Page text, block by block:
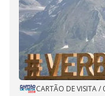
CARTÃO DE VISITA/